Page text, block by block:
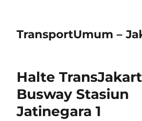
TransportUmum –
Halte
Busway Stasiun
Jatinegara 1